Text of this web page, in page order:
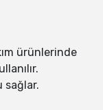
ürünlerinde
sağlar.